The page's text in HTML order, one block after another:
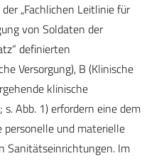
„Fachlichen Leitlinie für
von Soldaten der
definierten
Versorgung), B (Klinische
klinische
Abb. 1) erfordern eine dem
und materielle
Sanitätseinrichtungen. Im